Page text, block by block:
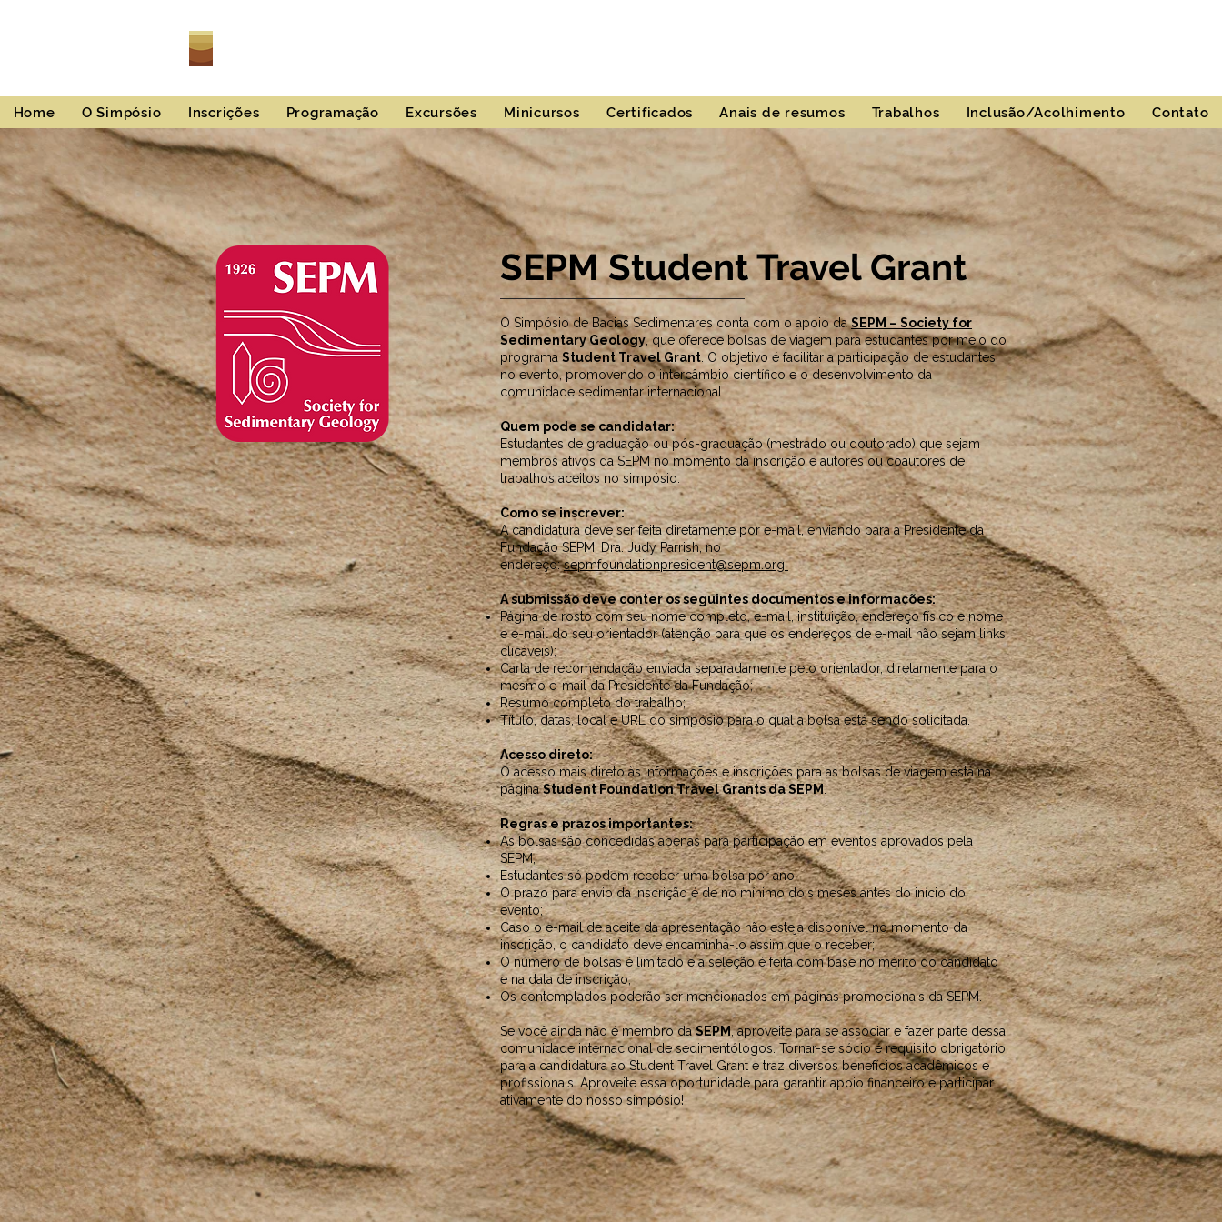
Home O Simpósio Inscrições Programação Excursões Minicursos Certificados Anais de resumos Trabalhos Inclusão/Acolhimento Contato
SEPM Student Travel Grant
O Simpósio de Bacias Sedimentares conta com o apoio daSEPM – Society for
Sedimentary Geology, que oferece bolsas de viagem para estudantes por meio do
programa Student Travel Grant.O objetivo é facilitar a participação de estudantes
no evento, promovendo o intercâmbio científico e o desenvolvimento da
comunidade sedimentar internacional.
Quem pode se candidatar:
Estudantes de graduação ou pós-graduação (mestrado ou doutorado) que sejam
membros ativos da SEPM no momento da inscrição e autores ou coautores de
trabalhos aceitos no simpósio.
Como se inscrever:
A candidatura deve ser feita diretamente por e-mail, enviando para a Presidente da
Fundação SEPM, Dra. Judy Parrish, no
endereço:sepmfoundationpresident@sepm.org
A submissão deve conter os seguintes documentos e informações:
Página de rosto com seu nome completo, e-mail, instituição, endereço físico e nome
e e-mail do seu orientador (atenção para que os endereços de e-mail não sejam links
clicáveis);
Carta de recomendação enviada separadamente pelo orientador, diretamente para o
mesmo e-mail da Presidente da Fundação;
Resumo completo do trabalho;
Título, datas, local e URL do simpósio para o qual a bolsa está sendo solicitada.
Acesso direto:
O acesso mais direto às informações e inscrições para as bolsas de viagem está na
páginaStudent Foundation Travel Grants da SEPM.
Regras e prazos importantes:
As bolsas são concedidas apenas para participação em eventos aprovados pela
SEPM;
Estudantes só podem receber uma bolsa por ano;
O prazo para envio da inscrição é de no mínimo dois meses antes do início do
evento;
Caso o e-mail de aceite da apresentação não esteja disponível no momento da
inscrição, o candidato deve encaminhá-lo assim que o receber;
O número de bolsas é limitado e a seleção é feita com base no mérito do candidato
e na data de inscrição;
Os contemplados poderão ser mencionados em páginas promocionais da SEPM.
Se você ainda não é membro daSEPM, aproveite para se associar e fazer parte dessa
comunidade internacional de sedimentólogos. Tornar-se sócio é requisito obrigatório
para a candidatura ao Student Travel Grant e traz diversos benefícios acadêmicos e
profissionais. Aproveite essa oportunidade para garantir apoio financeiro e participar
ativamente do nosso simpósio!